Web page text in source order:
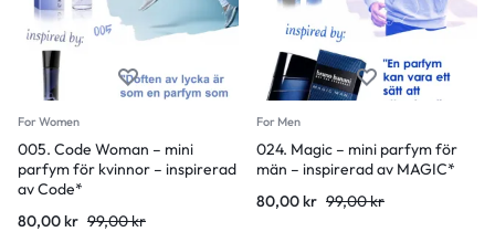
For Women
005. Code Woman – mini
parfym för kvinnor – inspirerad
av Code*
80,00kr 99,00kr
For Men
024. Magic – mini parfym för
män – inspirerad av MAGIC*
80,00kr 99,00kr